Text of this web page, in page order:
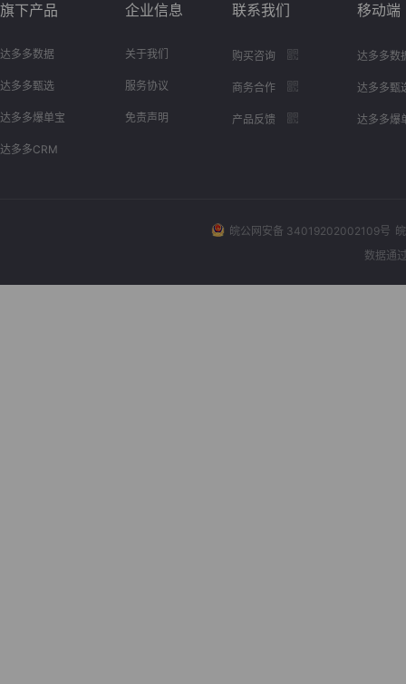
旗下产品
达多多数据
达多多甄选
达多多爆单宝
达多多CRM
企业信息
关于我们
服务协议
免责声明
联系我们
购买咨询
商务合作
产品反馈
移动端
达多多数
达多多甄
达多多爆
皖公网安备 34019202002109号
数据通